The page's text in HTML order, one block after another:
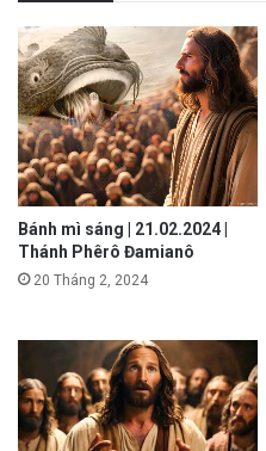
Bánh mì sáng | 21.02.2024 |
Thánh Phêrô Đamianô
20 Tháng 2, 2024